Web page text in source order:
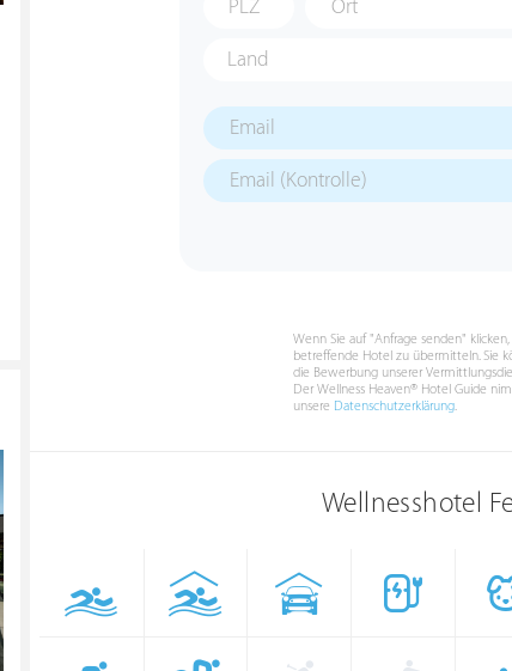
Land
Wenn Sie auf "Anfrage senden"
betreffende Hotel zu übermitteln. Sie
die Bewerbung unserer
Der Wellness Heaven® Hotel Guide
unsere Datenschutzerklärung.
Wellnesshotel